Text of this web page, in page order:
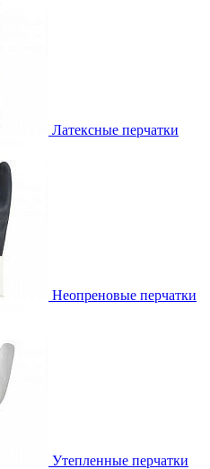
Латексные перчатки
Неопреновые перчатки
Утепленные перчатки